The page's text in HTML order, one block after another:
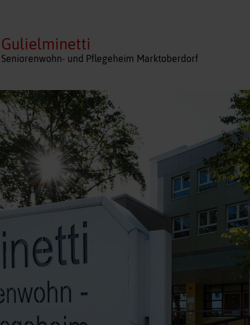
Gulielminetti
Seniorenwohn- und Pflegeheim Marktoberdorf
überspringen